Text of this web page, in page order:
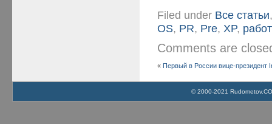
Filed under Все статьи
OS, PR, Pre, XP,
Comments are
«Первый в России вице-президент
© 2000-2021